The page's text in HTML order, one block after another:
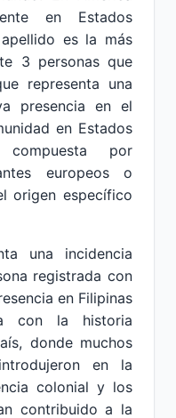
en Estados
es la más
3 personas que
representa una
presencia en el
en Estados
por
europeos o
origen específico
una incidencia
registrada con
en Filipinas
con la historia
donde muchos
en la
colonial y los
contribuido a la